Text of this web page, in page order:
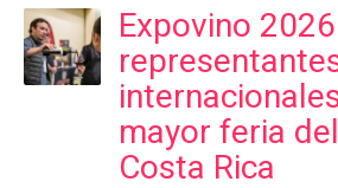
Expovino
mayor feria
Costa Rica